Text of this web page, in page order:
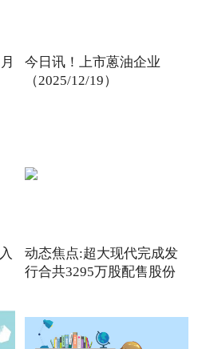
今日讯！上市蒽油企业
（2025/12/19）
动态焦点:超大现代完成发
行合共3295万股配售股份